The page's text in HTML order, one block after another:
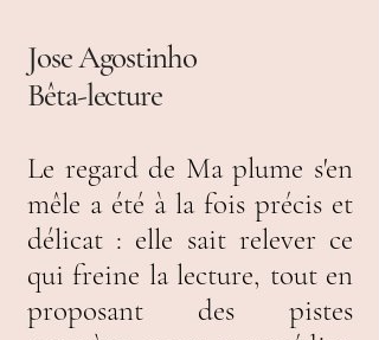
Jose Agostinho
Bêta-lecture
Le regard de Ma plume s'en
mêle a été à la fois précis et
délicat : elle sait relever ce
qui freine la lecture, tout en
proposant des pistes